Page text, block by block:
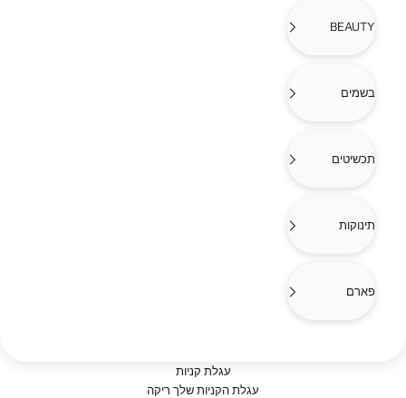
BEAUTY
בשמים
תכשיטים
תינוקות
פארם
עגלת קניות
עגלת הקניות שלך ריקה